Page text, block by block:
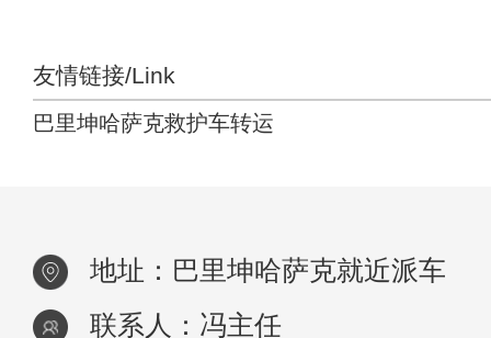
友情链接/Link
巴里坤哈萨克救护车转运
地址：巴里坤哈萨克就近派车
联系人：冯主任